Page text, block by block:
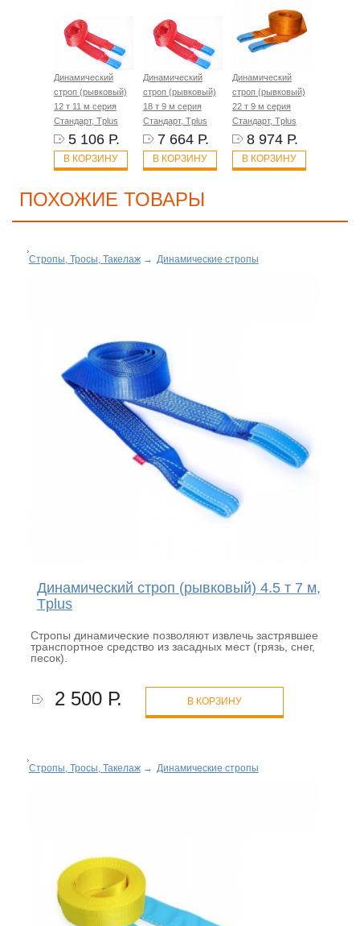
Динамический
строп (рывковый)
12 т 11 м серия
Стандарт, Tplus
5 106 Р.
В КОРЗИНУ
Динамический
строп (рывковый)
18 т 9 м серия
Стандарт, Tplus
7 664 Р.
В КОРЗИНУ
Динамический
строп (рывковый)
22 т 9 м серия
Стандарт, Tplus
8 974 Р.
В КОРЗИНУ
ПОХОЖИЕ ТОВАРЫ
Стропы, Тросы, Такелаж→ Динамические стропы
Динамический строп (рывковый) 4.5 т 7 м,
Tplus
Стропы динамические позволяют извлечь застрявшее
транспортное средство из засадных мест (грязь, снег,
песок).
2 500 Р. В КОРЗИНУ
Стропы, Тросы, Такелаж→ Динамические стропы